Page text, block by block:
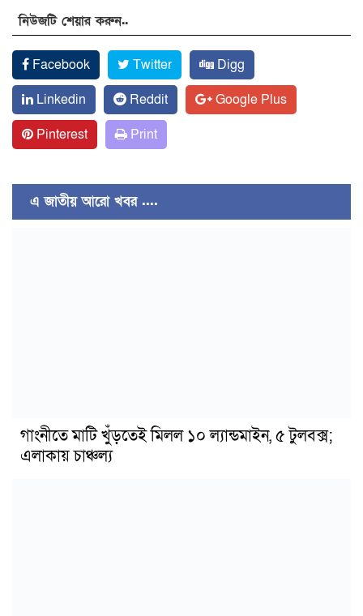
নিউজটি শেয়ার করুন..
Facebook Twitter
Digg
Linkedin
Reddit
Google Plus
Pinterest
Print
এ জাতীয় আরো খবর ....
গাংনীতে মাটি খুঁড়তেই মিলল ১০ ল্যান্ডমাইন, ৫ টুলবক্স;
এলাকায় চাঞ্চল্য